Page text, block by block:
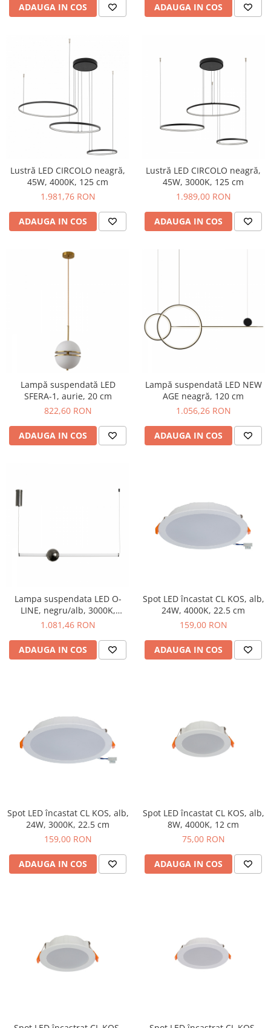
ADAUGA IN COS ADAUGA IN COS
Lustră LED CIRCOLO neagră,
45W, 4000K, 125 cm
1.981,76 RON
ADAUGA IN COS
Lustră LED CIRCOLO neagră,
45W, 3000K, 125 cm
1.989,00 RON
ADAUGA IN COS
Lampă suspendată LED
SFERA-1, aurie, 20 cm
822,60 RON
ADAUGA IN COS
Lampă suspendată LED NEW
AGE neagră, 120 cm
1.056,26 RON
ADAUGA IN COS
Lampa suspendata LED O-
LINE, negru/alb, 3000K,
lungime 93 cm
1.081,46 RON
ADAUGA IN COS
Spot LED încastat CL KOS, alb,
24W, 4000K, 22.5 cm
159,00 RON
ADAUGA IN COS
Spot LED încastat CL KOS, alb,
24W, 3000K, 22.5 cm
159,00 RON
ADAUGA IN COS
Spot LED încastat CL KOS, alb,
8W, 4000K, 12 cm
75,00 RON
ADAUGA IN COS